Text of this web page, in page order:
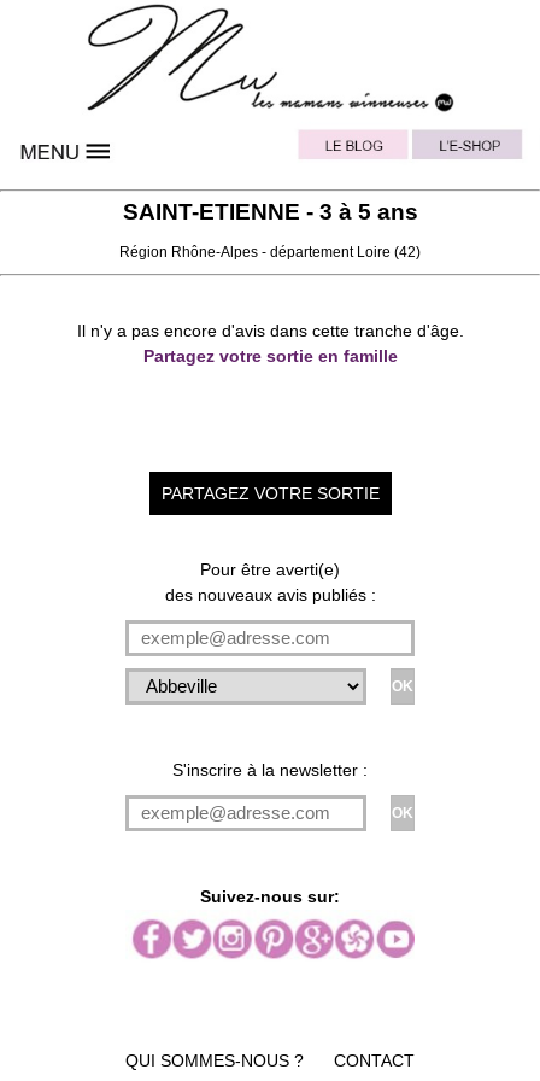
SAINT-ETIENNE - 3 à 5 ans
Région Rhône-Alpes - département Loire (42)
Il n'y a pas encore d'avis dans cette tranche d'âge.
Partagez votre sortie en famille
PARTAGEZ VOTRE SORTIE
Pour être averti(e)
des nouveaux avis publiés :
S'inscrire à la newsletter :
Suivez-nous sur:
QUI SOMMES-NOUS ? CONTACT